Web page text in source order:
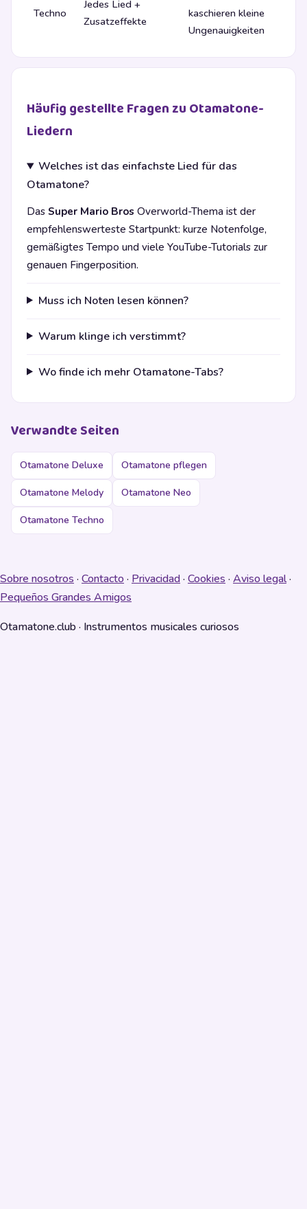
Techno
Jedes Lied +
Zusatzeffekte
kaschieren kleine
Ungenauigkeiten
Häufig gestellte Fragen zu Otamatone-
Liedern
Welches ist das einfachste Lied für das
Otamatone?
Das Super Mario Bros Overworld-Thema ist der
empfehlenswerteste Startpunkt: kurze Notenfolge,
gemäßigtes Tempo und viele YouTube-Tutorials zur
genauen Fingerposition.
Muss ich Noten lesen können?
Warum klinge ich verstimmt?
Wo finde ich mehr Otamatone-Tabs?
Verwandte Seiten
Otamatone Deluxe Otamatone pflegen
Otamatone Melody Otamatone Neo
Otamatone Techno
Sobre nosotros· Contacto· Privacidad· Cookies· Aviso legal·
Pequeños Grandes Amigos
Otamatone.club · Instrumentos musicales curiosos